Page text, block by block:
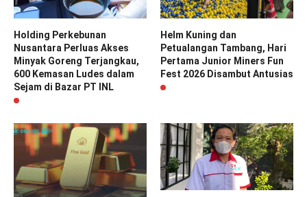
Holding Perkebunan
Nusantara Perluas Akses
Minyak Goreng Terjangkau,
600 Kemasan Ludes dalam
Sejam di Bazar PT INL
Helm Kuning dan
Petualangan Tambang, Hari
Pertama Junior Miners Fun
Fest 2026 Disambut Antusias